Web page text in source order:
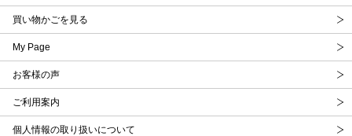
買い物かごを見る
My Page
お客様の声
ご利用案内
個人情報の取り扱いについて